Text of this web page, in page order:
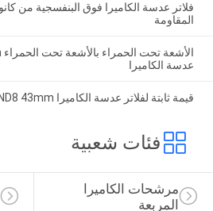
المقاومة
عدسة الكاميرا
قيمة ثابتة لفلاتر عدسة الكاميرا Corning Glass ND8 43mm
فئات شعبية
مرشحات الكاميرا
المربعة